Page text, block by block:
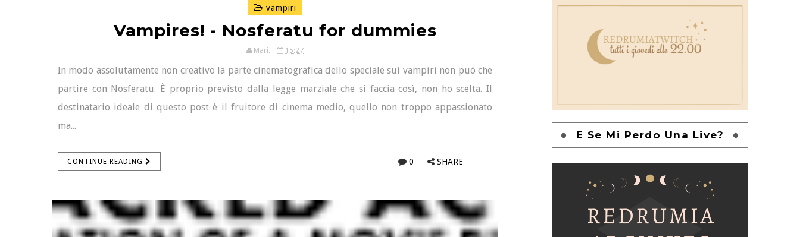
vampiri
Vampires! - Nosferatu for dummies
Mari. 15:27
In modo assolutamente non creativo la parte cinematografica dello speciale sui vampiri non può che
partire con Nosferatu. È proprio previsto dalla legge marziale che si faccia così, non ho scelta. Il
destinatario ideale di questo post è il fruitore di cinema medio, quello non troppo appassionato
ma...
CONTINUE READING 0 SHARE
E Se Mi Perdo Una Live?